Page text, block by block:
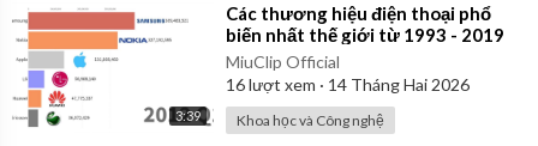
3:39
⁣Các thương hiệu điện thoại phổ
biến nhất thế giới từ 1993 - 2019
MiuClip Official
16lượt xem · 14 Tháng Hai 2026
Khoa học và Công nghệ